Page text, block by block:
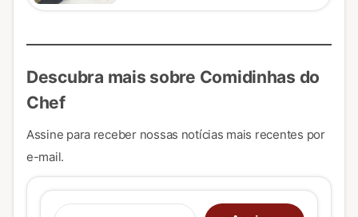
Descubra mais sobre Comidinhas do
Chef
Assine para receber nossas notícias mais recentes por
e-mail.
Digite seu e-mail…